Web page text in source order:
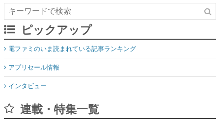
ピックアップ
電ファミのいま読まれている記事ランキング
アプリセール情報
インタビュー
連載・特集一覧